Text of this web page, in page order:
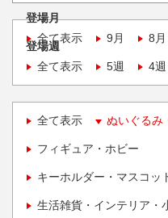
登場月
全て表示
9月 8月
登場週
全て表示
5週 4週
全て表示 ぬいぐるみ
フィギュア・ホビー
キーホルダー・マスコッ
生活雑貨・インテリア・